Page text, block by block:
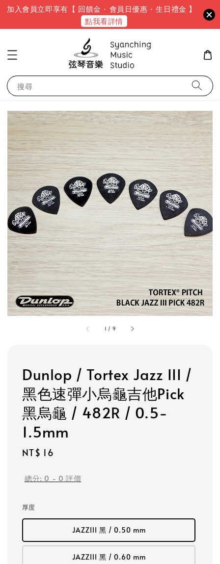
加入會員立即享有【 回饋金 · 會員日優惠 · 生日禮金 】
點我看詳情
搜尋
1 / 9
Dunlop / Tortex Jazz III /
黑色速彈小烏龜吉他Pick
黑烏龜 / 482R / 0.5-
1.5mm
Regular
NT$ 16
總分: 0 - 0 評價
厚度
JAZZIII 黑 / 0.50 mm
JAZZIII 黑 / 0.60 mm